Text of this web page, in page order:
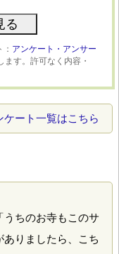
アンケート・アンサー
す。許可なく内容・
ート一覧はこちら
うちのお寺もこのサ
りましたら、こち